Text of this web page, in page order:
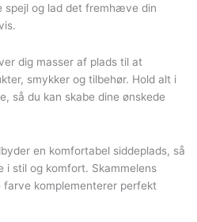
spejl og lad det fremhæve din
dig masser af plads til at
smykker og tilbehør. Hold alt i
så du kan skabe dine ønskede
en komfortabel siddeplads, så
i stil og komfort. Skammelens
farve komplementerer perfekt